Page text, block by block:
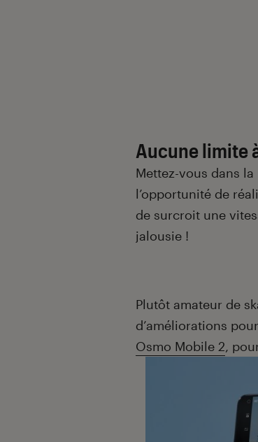
Aucune limite
Mettez-vous dans
l’opportunité de
de surcroit une
jalousie !
Plutôt amateur de
d’améliorations
Osmo Mobile 2,